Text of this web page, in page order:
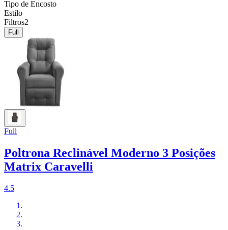
Tipo de Encosto
Estilo
Filtros2
Full
Full
Poltrona Reclinável Moderno 3 Posições
Matrix Caravelli
4.5